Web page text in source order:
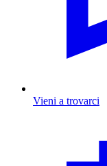
Vieni a trovarci